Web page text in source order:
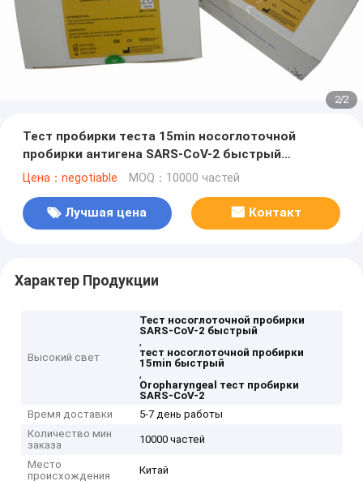
2/2
Тест пробирки теста 15min носоглоточной
пробирки антигена SARS-CoV-2 быстрый
Oropharyngeal
Цена：negotiable MOQ：10000 частей
Лучшая цена Контакт
Характер Продукции
Высокий свет
Тест носоглоточной пробирки
SARS-CoV-2 быстрый
,
тест носоглоточной пробирки
15min быстрый
,
Oropharyngeal тест пробирки
SARS-CoV-2
Время доставки
5-7 день работы
Количество мин
заказа
10000 частей
Место
происхождения
Китай